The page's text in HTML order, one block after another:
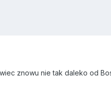
znowu nie tak daleko od